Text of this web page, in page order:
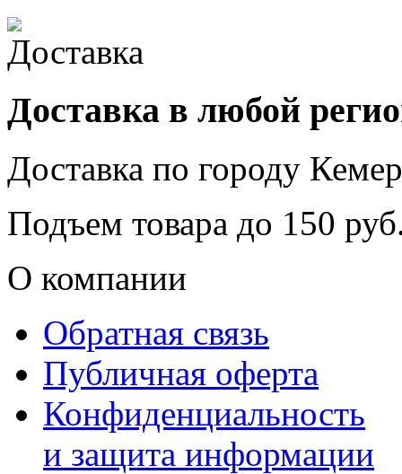
Доставка в любой
Доставка по городу
Подъем товара до 150
О компании
Обратная связь
Публичная оферта
Конфиденциальность
и защита информации